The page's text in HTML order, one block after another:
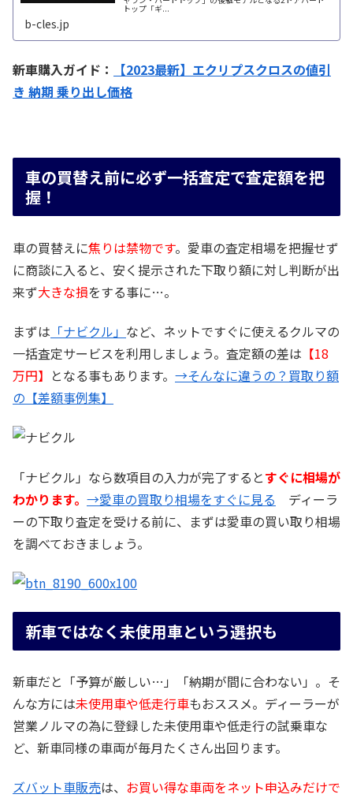
トップ「ギ...
b-cles.jp
新車購入ガイド：
【2023最新】エクリプスクロスの値引
き 納期 乗り出し価格
車の買替え前に必ず一括査定で査定額を把
握！
車の買替えに焦りは禁物です。愛車の査定相場を把握せず
に商談に入ると、安く提示された下取り額に対し判断が出
来ず大きな損をする事に…。
まずは 「ナビクル」 など、ネットですぐに使えるクルマの
一括査定サービスを利用しましょう。査定額の差は 【18
万円】 となる事もあります。 →そんなに違うの？買取り額
の【差額事例集】
「ナビクル」なら数項目の入力が完了するとすぐに相場が
わかります。 →愛車の買取り相場をすぐに見る ディーラ
ーの下取り査定を受ける前に、まずは愛車の買い取り相場
を調べておきましょう。
新車ではなく未使用車という選択も
新車だと「予算が厳しい…」「納期が間に合わない」。そ
んな方には未使用車や低走行車もおススメ。ディーラーが
営業ノルマの為に登録した未使用車や低走行の試乗車な
ど、新車同様の車両が毎月たくさん出回ります。
ズバット車販売は、 お買い得な車両をネット申込みだけで